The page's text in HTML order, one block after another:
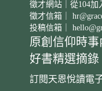
徵才網站｜從104加
徵才信箱｜
投稿信箱｜
原創信仰時事
好書精選摘錄
訂閱天恩悅讀電